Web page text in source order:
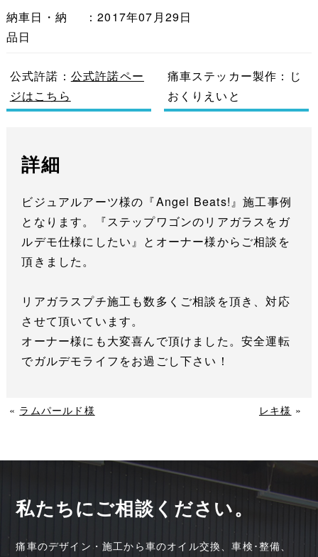
納車日・納
品日
：2017年07月29日
公式許諾： 公式許諾ペー
ジはこちら
痛車ステッカー製作：じ
おくりえいと
詳細
ビジュアルアーツ様の『Angel Beats!』施工事例
となります。『ステップワゴンのリアガラスをガ
ルデモ仕様にしたい』とオーナー様からご相談を
頂きました。
リアガラスプチ施工も数多くご相談を頂き、対応
させて頂いています。
オーナー様にも大変喜んで頂けました。安全運転
でガルデモライフをお過ごし下さい！
« ラムパールド様 レキ様 »
私たちにご相談ください。
痛車のデザイン・施工から車のオイル交換、車検･整備、